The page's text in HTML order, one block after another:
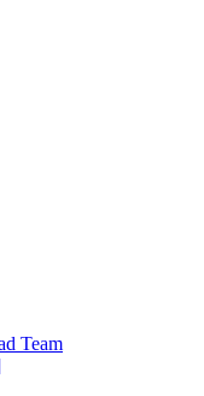
Team